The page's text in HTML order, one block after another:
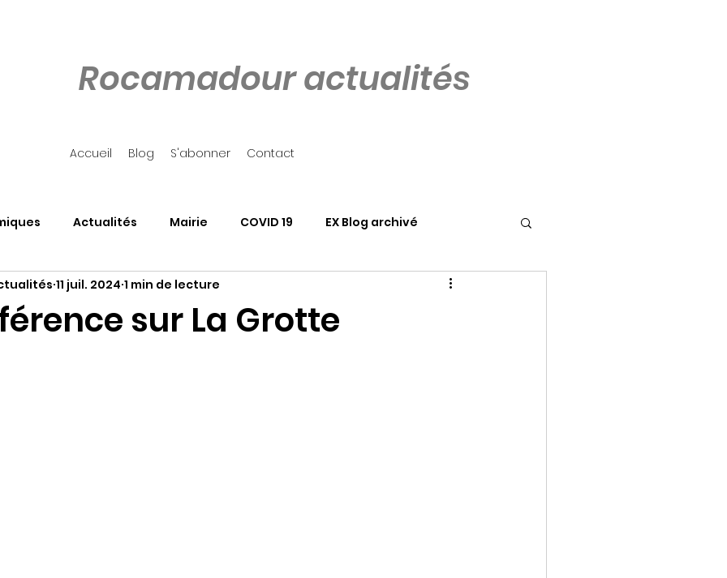
Rocamadour actualités
Accueil Blog S'abonner Contact
Actualités Mairie COVID 19 EX Blog archivé
Côté Rocher Associations
sur La Grotte
11 juil. 2024 1 min de lecture